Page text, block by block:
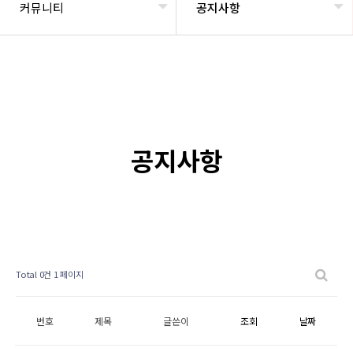
커뮤니티 공지사항
공지사항
Total 0건 1 페이지
번호 제목 글쓴이 조회 날짜